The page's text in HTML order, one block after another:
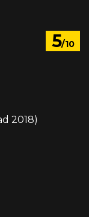
5/10
2018)